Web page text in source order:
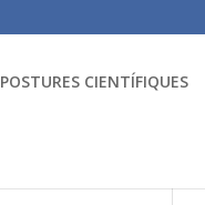
POSTURES CIENTÍFIQUES